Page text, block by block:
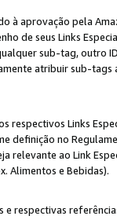
à aprovação pela
de seus Links
sub-tag,
atribuir sub-
respectivos Links
definição no
relevante ao Link
Alimentos e Bebidas).
e respectivas